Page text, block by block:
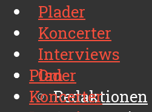
Plader
Koncerter
Interviews
Om
Redaktionen
Plader
Koncerter